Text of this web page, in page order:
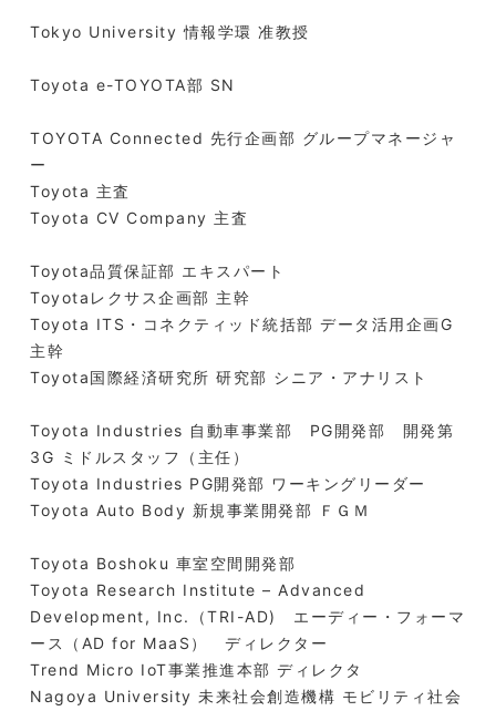
Tokyo University 情報学環 准教授
Toyota e-TOYOTA部 SN
TOYOTA Connected 先行企画部 グループマネージャ
ー
Toyota 主査
Toyota CV Company 主査
Toyota品質保証部 エキスパート
Toyotaレクサス企画部 主幹
Toyota ITS・コネクティッド統括部 データ活用企画G
主幹
Toyota国際経済研究所 研究部 シニア・アナリスト
Toyota Industries 自動車事業部 PG開発部 開発第
3G ミドルスタッフ（主任）
Toyota Industries PG開発部 ワーキングリーダー
Toyota Auto Body 新規事業開発部 ＦＧＭ
Toyota Boshoku 車室空間開発部
Toyota Research Institute – Advanced
Development, Inc.（TRI-AD) エーディー・フォーマ
ース（AD for MaaS） ディレクター
Trend Micro IoT事業推進本部 ディレクタ
Nagoya University 未来社会創造機構 モビリティ社会